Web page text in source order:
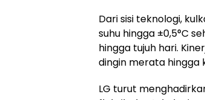
Dari sisi teknologi,
suhu hingga ±0,5°C
hingga tujuh hari.
dingin merata hingga
LG turut